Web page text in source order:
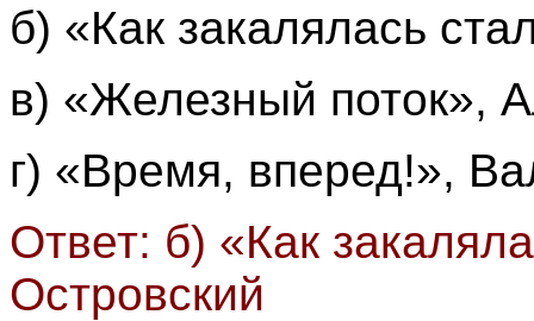
б) «Как закалялась
в) «Железный поток»,
г) «Время, вперед!»,
Ответ: б) «Как
Островский